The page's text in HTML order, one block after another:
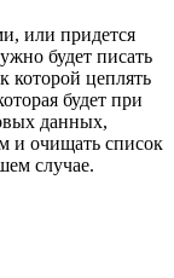
или придется
будет писать
которой цеплять
будет при
данных,
и очищать список
случае.